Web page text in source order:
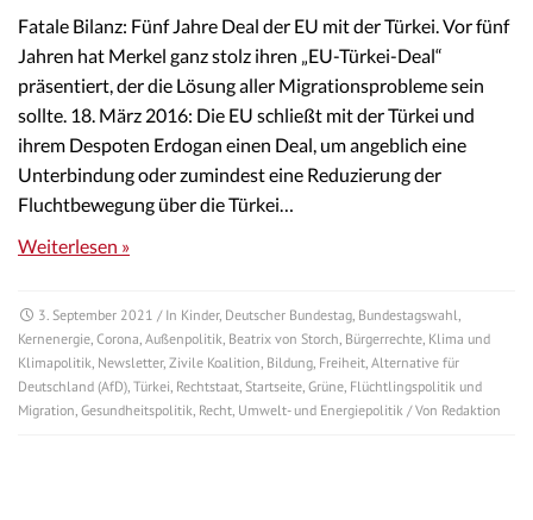
Fatale Bilanz: Fünf Jahre Deal der EU mit der Türkei. Vor fünf
Jahren hat Merkel ganz stolz ihren „EU-Türkei-Deal“
präsentiert, der die Lösung aller Migrationsprobleme sein
sollte. 18. März 2016: Die EU schließt mit der Türkei und
ihrem Despoten Erdogan einen Deal, um angeblich eine
Unterbindung oder zumindest eine Reduzierung der
Fluchtbewegung über die Türkei…
Weiterlesen »
3. September 2021 / In Kinder, Deutscher Bundestag, Bundestagswahl,
Kernenergie, Corona, Außenpolitik, Beatrix von Storch, Bürgerrechte, Klima und
Klimapolitik, Newsletter, Zivile Koalition, Bildung, Freiheit, Alternative für
Deutschland (AfD), Türkei, Rechtstaat, Startseite, Grüne, Flüchtlingspolitik und
Migration, Gesundheitspolitik, Recht, Umwelt- und Energiepolitik / Von Redaktion